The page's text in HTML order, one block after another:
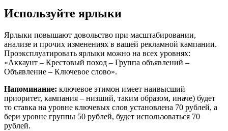
Используйте ярлыки
Ярлыки повышают довольство при масштабировании,
анализе и прочих изменениях в вашей рекламной кампании.
Проэксплуатировать ярлыки можно на всех уровнях:
«Аккаунт – Крестовый поход – Группа объявлений –
Объявление – Ключевое слово».
Напоминание: ключевое этимон имеет наивысший
приоритет, кампания – низший, таким образом, иначе) будет
то ставка на уровне ключевых слов установлена 70 рублей, а
бери уровне группы 50 рублей, будет использоваться 70
рублей.